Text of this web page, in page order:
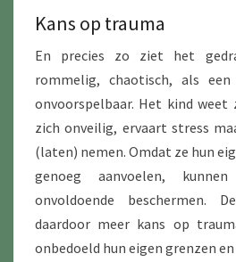
Kans op trauma
En precies zo ziet het
rommelig, chaotisch, als
onvoorspelbaar. Het kind weet
zich onveilig, ervaart stress
(laten) nemen. Omdat ze hun
genoeg aanvoelen,
onvoldoende beschermen.
daardoor meer kans op
onbedoeld hun eigen grenzen en